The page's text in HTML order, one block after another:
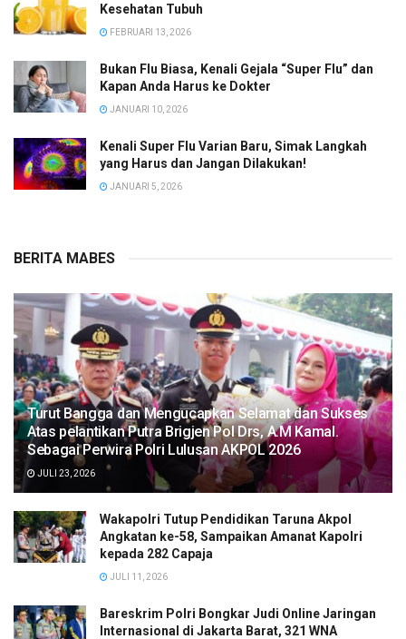
Kesehatan Tubuh
FEBRUARI 13, 2026
Bukan Flu Biasa, Kenali Gejala “Super Flu” dan
Kapan Anda Harus ke Dokter
JANUARI 10, 2026
Kenali Super Flu Varian Baru, Simak Langkah
yang Harus dan Jangan Dilakukan!
JANUARI 5, 2026
BERITA MABES
Turut Bangga dan Mengucapkan Selamat dan Sukses
Atas pelantikan Putra Brigjen Pol Drs, A.M Kamal.
Sebagai Perwira Polri Lulusan AKPOL 2026
JULI 23, 2026
Wakapolri Tutup Pendidikan Taruna Akpol
Angkatan ke-58, Sampaikan Amanat Kapolri
kepada 282 Capaja
JULI 11, 2026
Bareskrim Polri Bongkar Judi Online Jaringan
Internasional di Jakarta Barat, 321 WNA